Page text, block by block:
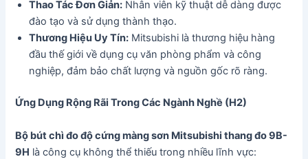
Thao Tác Đơn Giản: Nhân viên kỹ thuật dễ dàng được
đào tạo và sử dụng thành thạo.
Thương Hiệu Uy Tín: Mitsubishi là thương hiệu hàng
đầu thế giới về dụng cụ văn phòng phẩm và công
nghiệp, đảm bảo chất lượng và nguồn gốc rõ ràng.
Ứng Dụng Rộng Rãi Trong Các Ngành Nghề (H2)
Bộ bút chì đo độ cứng màng sơn Mitsubishi thang đo 9B-
9H là công cụ không thể thiếu trong nhiều lĩnh vực: